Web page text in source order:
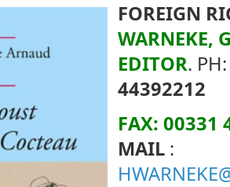
FOREIGN
WARNEKE,
EDITOR.
44392212
FAX: 00331
MAIL :